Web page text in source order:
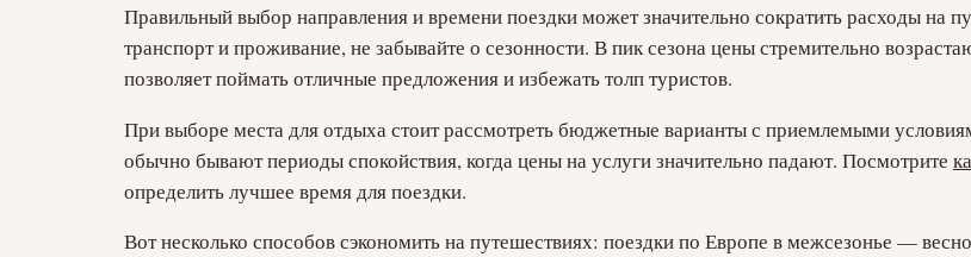
Правильный выбор направления и времени поездки может значительно сократить расходы на
транспорт и проживание, не забывайте о сезонности. В пик сезона цены стремительно
позволяет поймать отличные предложения и избежать толп туристов.
При выборе места для отдыха стоит рассмотреть бюджетные варианты с приемлемыми
обычно бывают периоды спокойствия, когда цены на услуги значительно падают. Посмотрите
определить лучшее время для поездки.
Вот несколько способов сэкономить на путешествиях: поездки по Европе в межсезонье —